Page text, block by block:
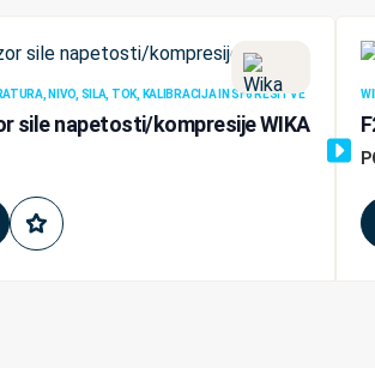
NIVO, SILA, TOK, KALIBRACIJA IN SF6 REŠITVE
sile napetosti/kompresije WIKA